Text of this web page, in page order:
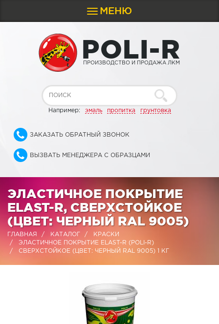
Toggle
navigation
МЕНЮ
POLI-R
ПРОИЗВОДСТВО И ПРОДАЖА ЛКМ
Например: эмаль пропитка грунтовка
ЗАКАЗАТЬ ОБРАТНЫЙ ЗВОНОК
ВЫЗВАТЬ МЕНЕДЖЕРА С ОБРАЗЦАМИ
ЭЛАСТИЧНОЕ ПОКРЫТИЕ
ELAST-R, СВЕРХСТОЙКОЕ
(ЦВЕТ: ЧЕРНЫЙ RAL 9005)
ГЛАВНАЯ КАТАЛОГ
КРАСКИ
ЭЛАСТИЧНОЕ ПОКРЫТИЕ ELAST-R (POLI-R)
СВЕРХСТОЙКОЕ (ЦВЕТ: ЧЕРНЫЙ RAL 9005) 1 КГ